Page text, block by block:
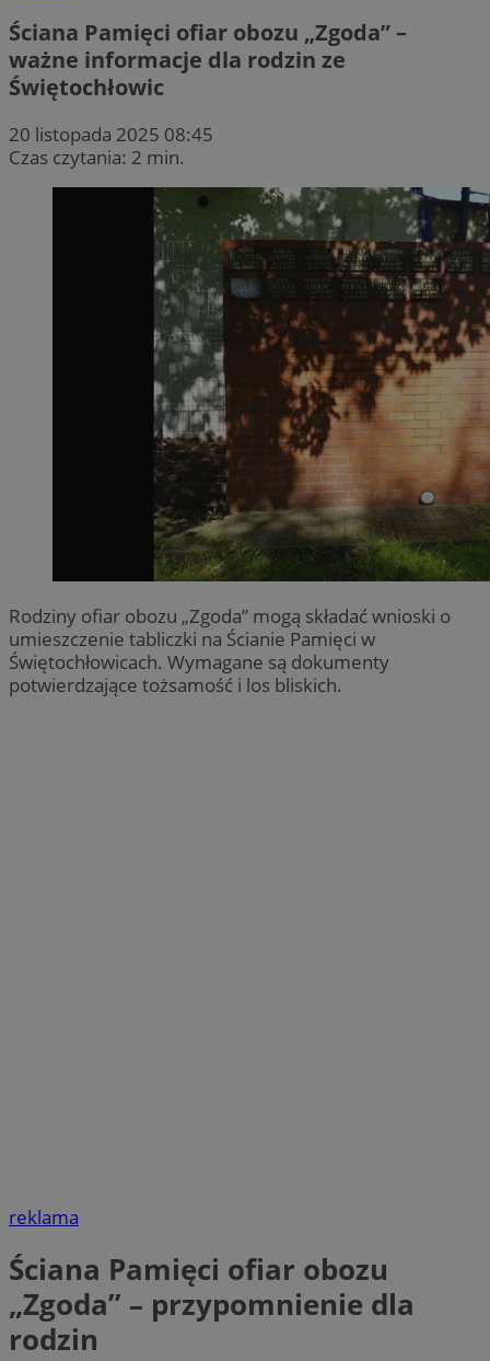
Ściana Pamięci ofiar obozu „Zgoda” –
ważne informacje dla rodzin ze
Świętochłowic
20 listopada 2025 08:45
Czas czytania: 2 min.
Rodziny ofiar obozu „Zgoda” mogą składać wnioski o
umieszczenie tabliczki na Ścianie Pamięci w
Świętochłowicach. Wymagane są dokumenty
potwierdzające tożsamość i los bliskich.
reklama
Ściana Pamięci ofiar obozu
„Zgoda” – przypomnienie dla
rodzin